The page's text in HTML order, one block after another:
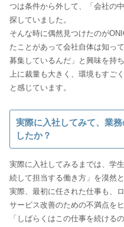
つは条件から外して、「会社の
探していました。
そんな時に偶然見つけたのが
たことがあって会社自体は知っ
募集しているんだ」と興味を持
上に裁量も大きく、環境もすご
と感じています。
実際に入社してみて、業
したか？
実際に入社してみるまでは、学
続して担当する働き方」を漠然
実際、最初に任された仕事も、
サービス改善のための不満点を
「しばらくはこの仕事を続ける